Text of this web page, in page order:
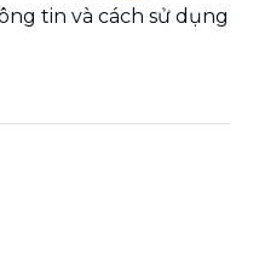
tin và cách sử dụng